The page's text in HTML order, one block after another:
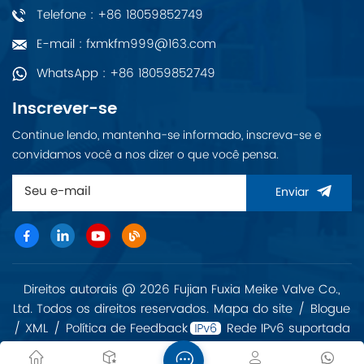
Telefone : +86 18059852749
E-mail : fxmkfm999@163.com
WhatsApp : +86 18059852749
Inscrever-se
Continue lendo, mantenha-se informado, inscreva-se e
convidamos você a nos dizer o que você pensa.
Enviar
Direitos autorais @ 2026 Fujian Fuxia Meike Valve Co.,
Ltd. Todos os direitos reservados. Mapa do site / Blogue
/ XML / Política de Feedback Rede IPv6 suportada